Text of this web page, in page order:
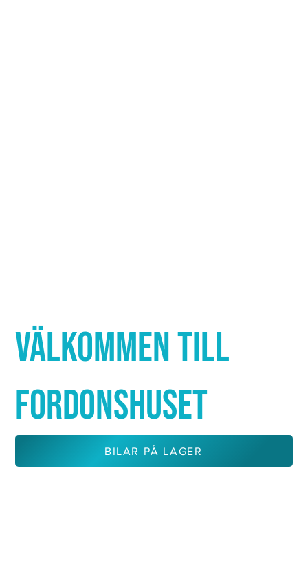
VÄLKOMMEN TILL
FORDONSHUSET
BILAR PÅ LAGER